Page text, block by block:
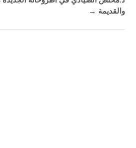
والقديمة →